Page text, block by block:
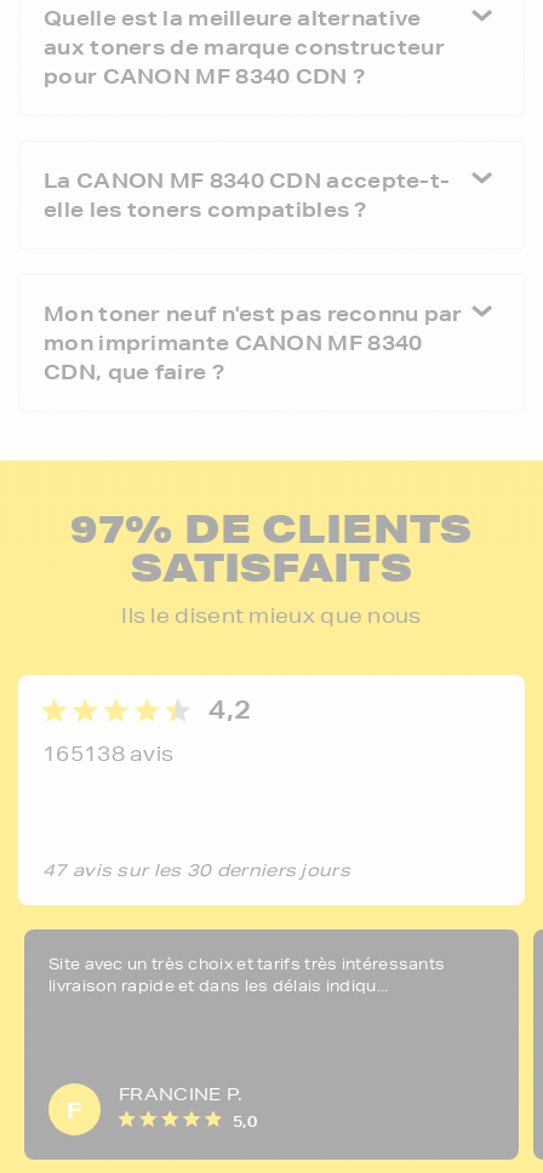
Quelle est la meilleure alternative
aux toners de marque constructeur
pour CANON MF 8340 CDN ?
La CANON MF 8340 CDN accepte-t-
elle les toners compatibles ?
Mon toner neuf n'est pas reconnu par
mon imprimante CANON MF 8340
CDN, que faire ?
97% DE CLIENTS
SATISFAITS
Ils le disent mieux que nous
4,2
165138 avis
47 avis sur les 30 derniers jours
Site avec un très choix et tarifs très intéressants
livraison rapide et dans les délais indiqu...
F
FRANCINE P.
5,0